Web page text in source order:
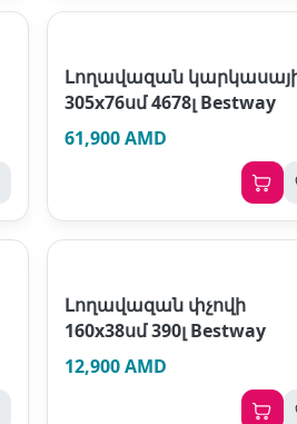
Լողավազան
305х76սմ 4678լ Bestway
61,900 AMD
Լողավազան փչովի
160x38սմ 390լ Bestway
12,900 AMD